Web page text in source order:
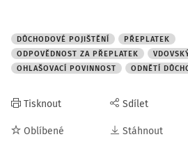
DŮCHODOVÉ POJIŠTĚNÍ
PŘEPLATEK
ODPOVĚDNOST ZA PŘEPLATEK
OHLAŠOVACÍ POVINNOST
ODNĚTÍ
Tisknout
Oblíbené
Sdílet
Stáhnout